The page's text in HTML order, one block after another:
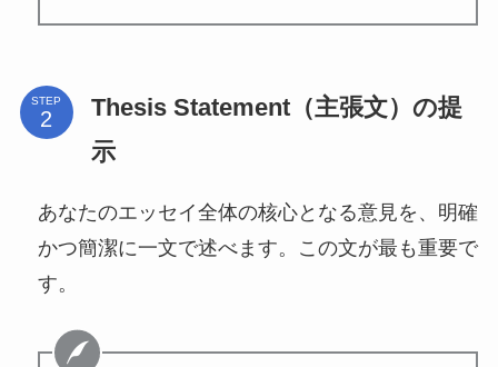
STEP
Thesis Statement（主張文）の提
示
あなたのエッセイ全体の核心となる意見を、明確
かつ簡潔に一文で述べます。この文が最も重要で
す。